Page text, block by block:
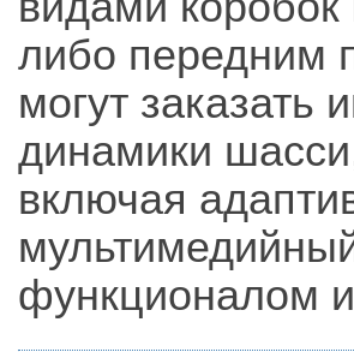
либо передним
могут заказать
динамики
включая
функционалом и